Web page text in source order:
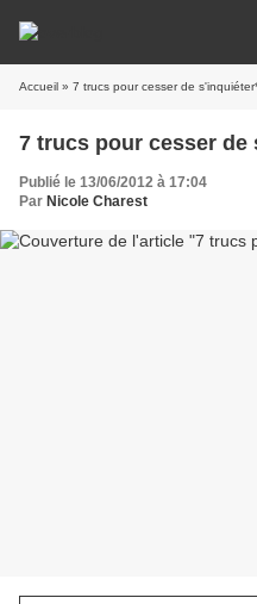
Accueil » 7 trucs pour cesser de
7 trucs pour cesser de
Publié le 13/06/2012 à 17:04
Par Nicole Charest